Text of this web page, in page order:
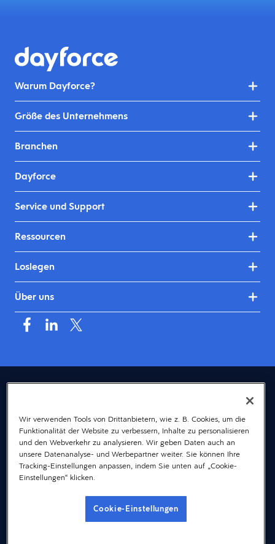
Warum Dayforce?
Größe des Unternehmens
Branchen
Dayforce
Service und Support
Ressourcen
Loslegen
Über uns
© 2026 Dayforce
Datenschutz
Bedingungen
Accessibility
Cookie-Hinweis
Impressum
Wir verwenden Tools von Drittanbietern, wie z. B. Cookies, um die
Funktionalität der Website zu verbessern, Inhalte zu personalisieren
und den Webverkehr zu analysieren. Wir geben Daten auch an
unsere Datenanalyse- und Werbepartner weiter. Sie können Ihre
Tracking-Einstellungen anpassen, indem Sie unten auf „Cookie-
Einstellungen“ klicken.
Cookie-Einstellungen